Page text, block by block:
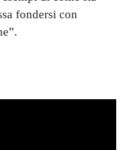
fondersi con